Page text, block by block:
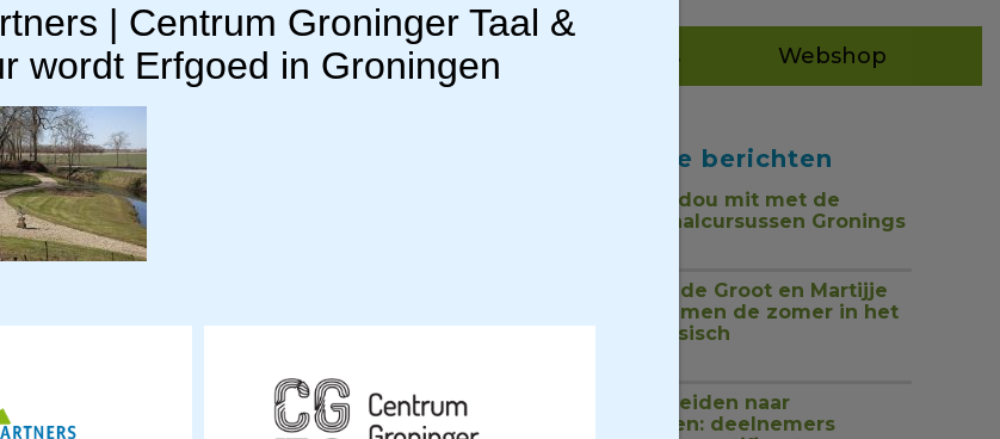
Vakinformatie Praktijkkennis Publicaties Webshop
Recente berichten
Tou mor, dou mit met de
nieuwe taalcursussen Gronings
Jan Henk de Groot en Martijje
zingen samen de zomer in het
Nedersaksisch
Van rondleiden naar
begeleiden: deelnemers
| Centrum Groninger Taal &
wordt Erfgoed in Groningen